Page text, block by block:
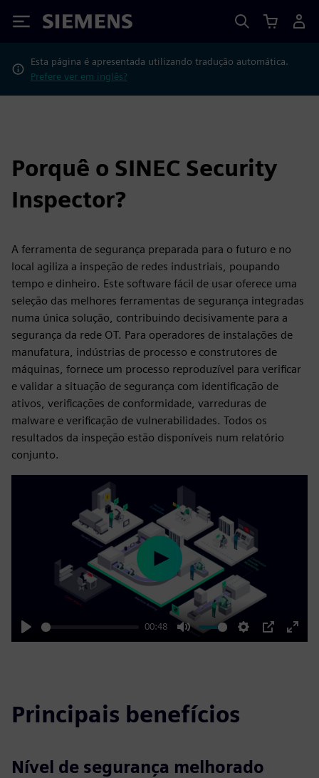
Siemens
Esta página é apresentada utilizando tradução automática.
Prefere ver em inglês?
Porquê o SINEC Security
Inspector?
A ferramenta de segurança preparada para o futuro e no
local agiliza a inspeção de redes industriais, poupando
tempo e dinheiro. Este software fácil de usar oferece uma
seleção das melhores ferramentas de segurança integradas
numa única solução, contribuindo decisivamente para a
segurança da rede OT. Para operadores de instalações de
manufatura, indústrias de processo e construtores de
máquinas, fornece um processo reproduzível para verificar
e validar a situação de segurança com identificação de
ativos, verificações de conformidade, varreduras de
malware e verificação de vulnerabilidades. Todos os
resultados da inspeção estão disponíveis num relatório
conjunto.
Play
00:48
Mute Settings
PIP
Enter
Play
Principais benefícios
Nível de segurança melhorado